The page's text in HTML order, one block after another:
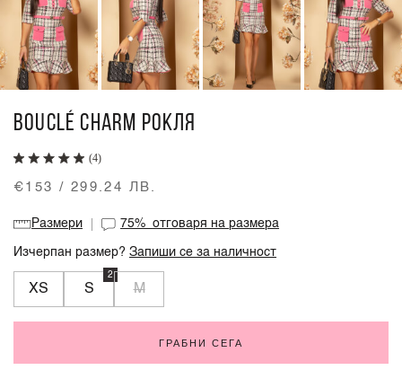
BOUCLÉ CHARM РОКЛЯ
(4)
€153 / 299.24 ЛВ.
Размери 75%отговаря на размера
Изчерпан размер?Запиши се за наличност
XS S
2
M
ГРАБНИ СЕГА